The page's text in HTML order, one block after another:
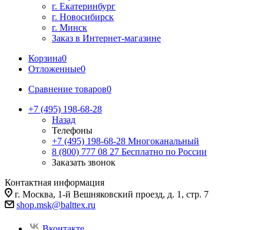
г. Екатеринбург
г. Новосибирск
г. Минск
Заказ в Интернет-магазине
Корзина0
Отложенные0
Сравнение товаров0
+7 (495) 198-68-28
Назад
Телефоны
+7 (495) 198-68-28 Многоканальный
8 (800) 777 08 27 Бесплатно по России
Заказать звонок
Контактная информация
г. Москва, 1-й Вешняковский проезд, д. 1, стр. 7
shop.msk@balttex.ru